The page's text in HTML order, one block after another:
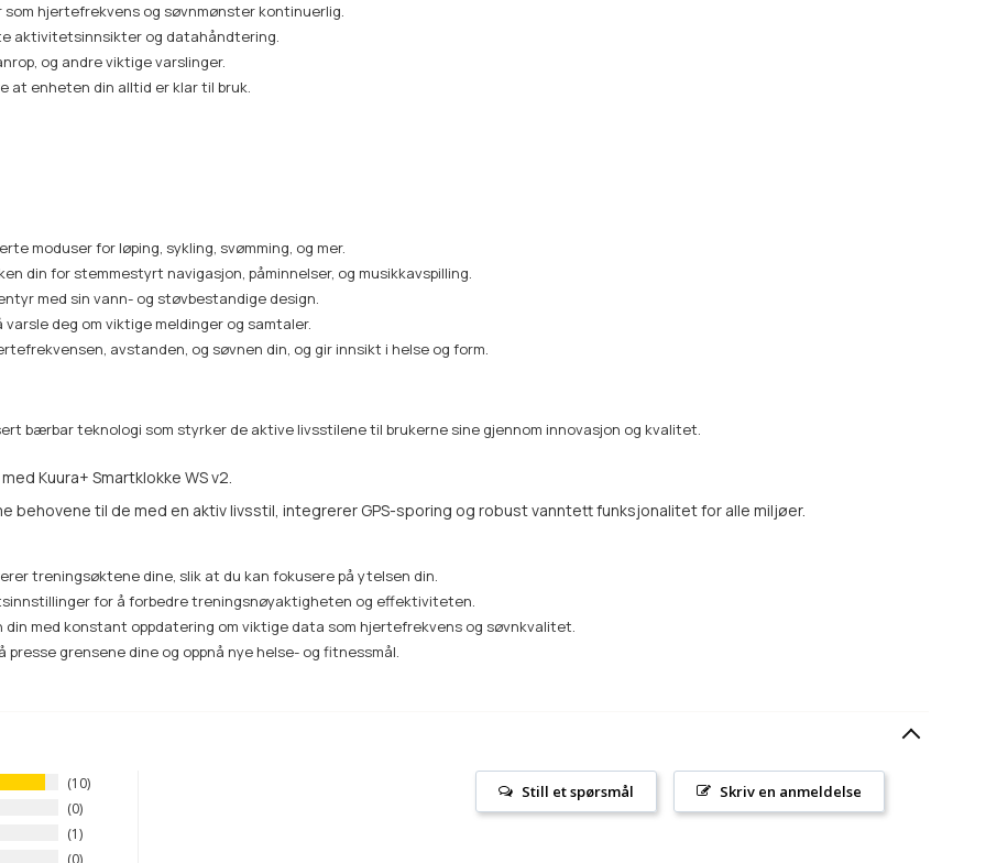
som hjertefrekvens og søvnmønster kontinuerlig.
aktivitetsinnsikter og datahåndtering.
og andre viktige varslinger.
at enheten din alltid er klar til bruk.
moduser for løping, sykling, svømming, og mer.
din for stemmestyrt navigasjon, påminnelser, og musikkavspilling.
med sin vann- og støvbestandige design.
deg om viktige meldinger og samtaler.
avstanden, og søvnen din, og gir innsikt i helse og form.
bærbar teknologi som styrker de aktive livsstilene til brukerne sine gjennom innovasjon og kvalitet.
Kuura+ Smartklokke WS v2.
behovene til de med en aktiv livsstil, integrerer GPS-sporing og robust vanntett funksjonalitet for alle miljøer.
treningsøktene dine, slik at du kan fokusere på ytelsen din.
for å forbedre treningsnøyaktigheten og effektiviteten.
din med konstant oppdatering om viktige data som hjertefrekvens og søvnkvalitet.
grensene dine og oppnå nye helse- og fitnessmål.
10
0
1
Skriv en anmeldelse
Still et spørsmål